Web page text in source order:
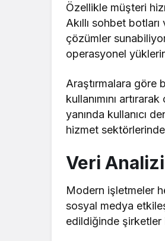
Özellikle müşteri
Akıllı sohbet
çözümler
operasyonel
Araştırmalara
kullanımını
yanında kullanıcı
hizmet sektörlerinde
Veri
Modern işletmeler
sosyal medya
edildiğinde şirketler